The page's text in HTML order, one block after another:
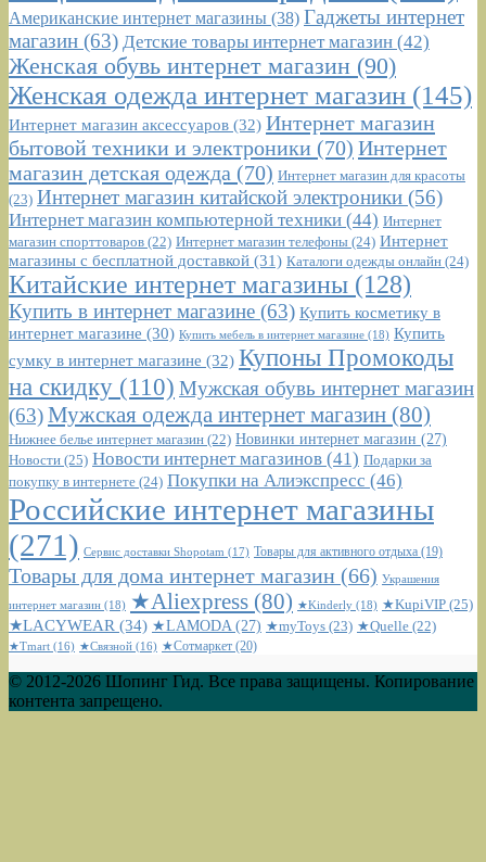
Американские интернет магазины (38) Гаджеты интернет
магазин (63) Детские товары интернет магазин (42)
Женская обувь интернет магазин (90)
Женская одежда интернет магазин (145)
Интернет магазин аксессуаров (32) Интернет магазин
бытовой техники и электроники (70) Интернет
магазин детская одежда (70) Интернет магазин для красоты
(23) Интернет магазин китайской электроники (56)
Интернет магазин компьютерной техники (44) Интернет
магазин спорттоваров (22) Интернет магазин телефоны (24) Интернет
магазины с бесплатной доставкой (31) Каталоги одежды онлайн (24)
Китайские интернет магазины (128)
Купить в интернет магазине (63) Купить косметику в
интернет магазине (30) Купить мебель в интернет магазине (18) Купить
сумку в интернет магазине (32) Купоны Промокоды
на скидку (110) Мужская обувь интернет магазин
(63)Мужская одежда интернет магазин (80)
Нижнее белье интернет магазин (22) Новинки интернет магазин (27)
Новости (25) Новости интернет магазинов (41) Подарки за
покупку в интернете (24) Покупки на Алиэкспресс (46)
Российские интернет магазины
(271) Сервис доставки Shopotam (17) Товары для активного отдыха (19)
Товары для дома интернет магазин (66) Украшения
интернет магазин (18) ★Aliexpress (80) ★Kinderly (18) ★KupiVIP (25)
★LACYWEAR (34) ★LAMODA (27) ★myToys (23) ★Quelle (22)
★Tmart (16) ★Связной (16) ★Сотмаркет (20)
© 2012-2026 Шопинг Гид. Все права защищены. Копирование
контента запрещено.